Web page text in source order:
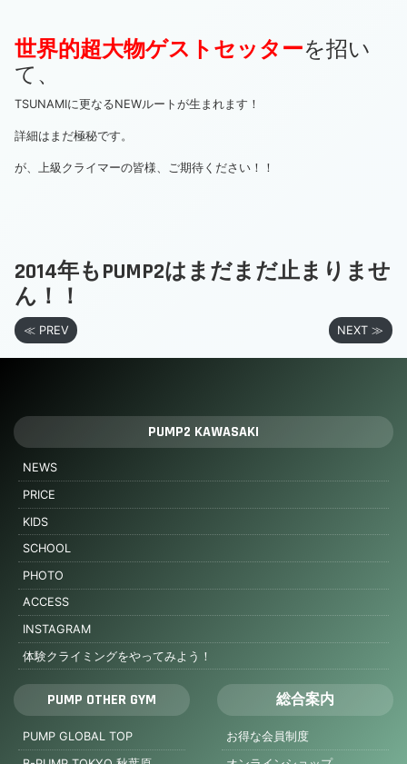
世界的超大物ゲストセッターを招い
て、
TSUNAMIに更なるNEWルートが生まれます！
詳細はまだ極秘です。
が、上級クライマーの皆様、ご期待ください！！
2014年もPUMP2はまだまだ止まりませ
ん！！
≪ PREV NEXT ≫
PUMP2 KAWASAKI
NEWS
PRICE
KIDS
SCHOOL
PHOTO
ACCESS
INSTAGRAM
体験クライミングをやってみよう！
PUMP OTHER GYM
PUMP GLOBAL TOP
総合案内
お得な会員制度